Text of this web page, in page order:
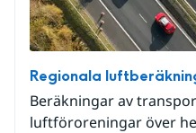
Regionala
Beräkningar av
luftföroreningar över